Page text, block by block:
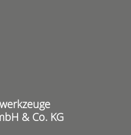
& Co. KG